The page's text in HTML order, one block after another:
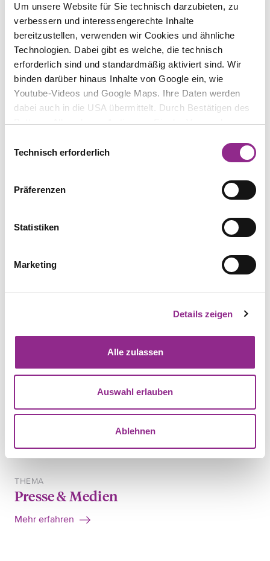
Um unsere Website für Sie technisch darzubieten, zu
verbessern und interessengerechte Inhalte
bereitzustellen, verwenden wir Cookies und ähnliche
Technologien. Dabei gibt es welche, die technisch
erforderlich sind und standardmäßig aktiviert sind. Wir
binden darüber hinaus Inhalte von Google ein, wie
Youtube-Videos und Google Maps. Ihre Daten werden
dabei auch in die USA übermittelt. Durch Bestätigen des
Buttons „Alle zulassen“ stimmen Sie der Verwendung zu.
Sie einzelne Kategorien an- oder abwählen und „Auswahl
erlauben“ klicken. Mit „Ablehnen“ werden keine Cookies
Informationen erhalten Sie in unserer
jederzeit mit Wirkung für die Zukunft ändern.
Technisch erforderlich
Präferenzen
Statistiken
Marketing
Details zeigen
Alle zulassen
Auswahl erlauben
Ablehnen
Prof. Niko Härting
Partner
ABONNIEREN
TEILEN
Prozessrecht
Mehr erfahren
Gerichtsverfahren
THEMA
Presse & Medien
Mehr erfahren